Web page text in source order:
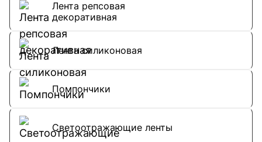
Лента репсовая
декоративная
Лента силиконовая
Помпончики
Светоотражающие ленты